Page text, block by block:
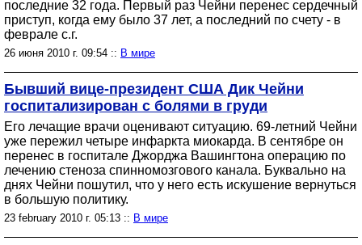
последние 32 года. Первый раз Чейни перенес сердечный
приступ, когда ему было 37 лет, а последний по счету - в
феврале с.г.
26 июня 2010 г. 09:54 :: В мире
Бывший вице-президент США Дик Чейни
госпитализирован с болями в груди
Его лечащие врачи оценивают ситуацию. 69-летний Чейни
уже пережил четыре инфаркта миокарда. В сентябре он
перенес в госпитале Джорджа Вашингтона операцию по
лечению стеноза спинномозгового канала. Буквально на
днях Чейни пошутил, что у него есть искушение вернуться
в большую политику.
23 february 2010 г. 05:13 :: В мире